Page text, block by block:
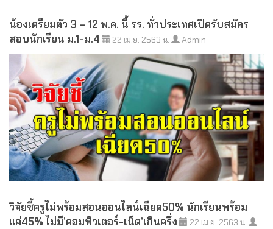
น้องเตรียมตัว 3 – 12 พ.ค. นี้ รร. ทั่วประเทศเปิดรับสมัคร
สอบนักเรียน ม.1-ม.4
22 เม.ย. 2563 น. Admin
วิจัยชี้ครูไม่พร้อมสอนออนไลน์เฉียด50% นักเรียนพร้อม
แค่45% ไม่มี’คอมพิวเตอร์-เน็ต’เกินครึ่ง
22 เม.ย. 2563 น.